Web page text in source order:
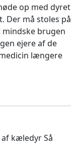
op med dyret
Der må stoles på
brugen
ejere af de
længere
kæledyr Så